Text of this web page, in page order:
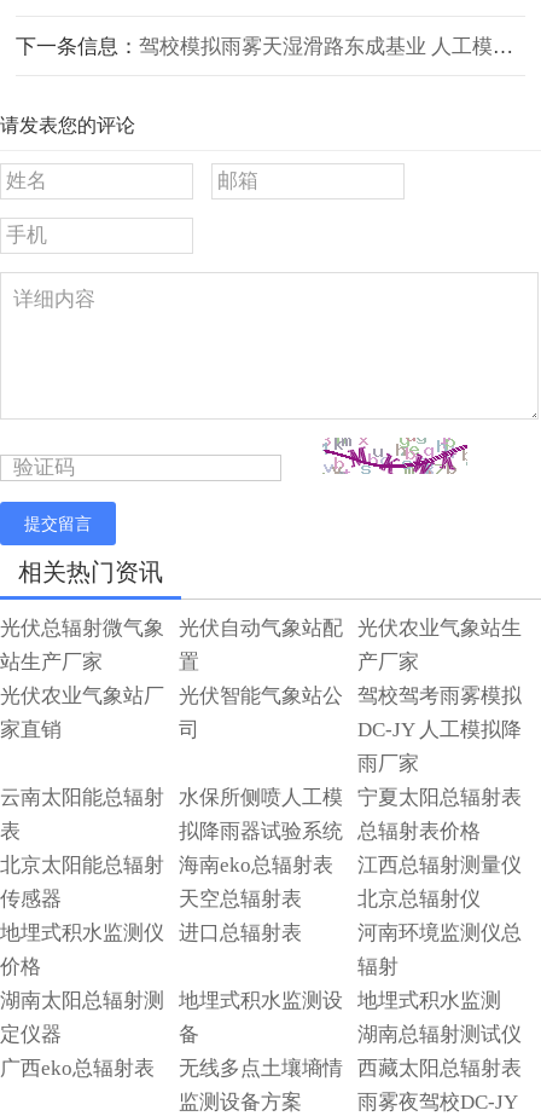
下一条信息：驾校模拟雨雾天湿滑路东成基业 人工模拟降雨体验
请发表您的评论
提交留言
相关热门资讯
光伏总辐射微气象
站生产厂家
光伏自动气象站配
置
光伏农业气象站生
产厂家
光伏农业气象站厂
家直销
光伏智能气象站公
司
驾校驾考雨雾模拟
DC-JY 人工模拟降
雨厂家
云南太阳能总辐射
表
水保所侧喷人工模
拟降雨器试验系统
宁夏太阳总辐射表
总辐射表价格
北京太阳能总辐射
传感器
海南eko总辐射表
江西总辐射测量仪
天空总辐射表
北京总辐射仪
地埋式积水监测仪
价格
进口总辐射表
河南环境监测仪总
辐射
湖南太阳总辐射测
定仪器
地埋式积水监测设
备
地埋式积水监测
湖南总辐射测试仪
广西eko总辐射表
无线多点土壤墒情
监测设备方案
西藏太阳总辐射表
雨雾夜驾校DC-JY